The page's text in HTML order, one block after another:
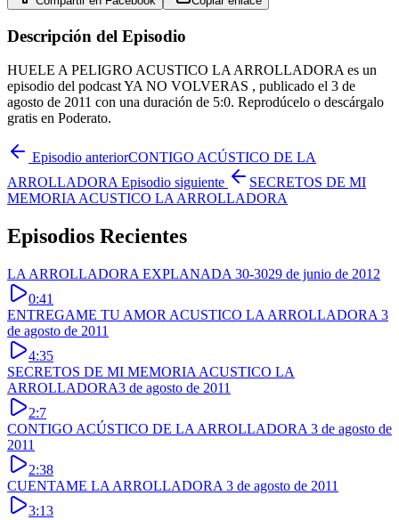
Descripción del Episodio
HUELE A PELIGRO ACUSTICO LA ARROLLADORA es un
episodio del podcast YA NO VOLVERAS , publicado el 3 de
agosto de 2011 con una duración de 5:0. Reprodúcelo o descárgalo
gratis en Poderato.
Episodio anteriorCONTIGO ACÚSTICO DE LA
ARROLLADORA Episodio siguiente
SECRETOS DE MI
MEMORIA ACUSTICO LA ARROLLADORA
Episodios Recientes
LA ARROLLADORA EXPLANADA 30-3029 de junio de 2012
0:41
ENTREGAME TU AMOR ACUSTICO LA ARROLLADORA 3
de agosto de 2011
4:35
SECRETOS DE MI MEMORIA ACUSTICO LA
ARROLLADORA3 de agosto de 2011
2:7
CONTIGO ACÚSTICO DE LA ARROLLADORA 3 de agosto de
2011
2:38
CUENTAME LA ARROLLADORA 3 de agosto de 2011
3:13